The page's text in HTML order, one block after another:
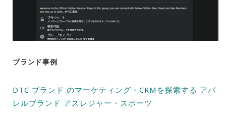
ブランド事例
DTC ブランド のマーケティング・CRMを探索する アパ
レルブランド アスレジャー・スポーツ